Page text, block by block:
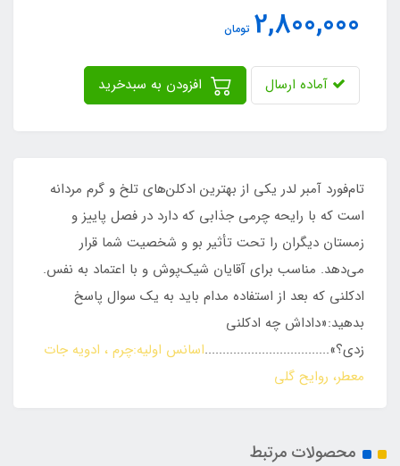
2,800,000 تومان
آماده ارسال
تام‌فورد آمبر لدر یکی از بهترین ادکلن‌های تلخ و گرم مردانه
است که با رایحه چرمی جذابی که دارد در فصل پاییز و
زمستان دیگران را تحت تأثیر بو و شخصیت شما قرار
می‌دهد. مناسب برای آقایان شیک‌پوش و با اعتماد به نفس.
ادکلنی که بعد از استفاده مدام باید به یک سوال پاسخ
بدهید:«داداش چه ادکلنی
زدی؟»...................................اسانس اولیه:چرم ، ادویه جات
معطر، روایح گلی
محصولات مرتبط